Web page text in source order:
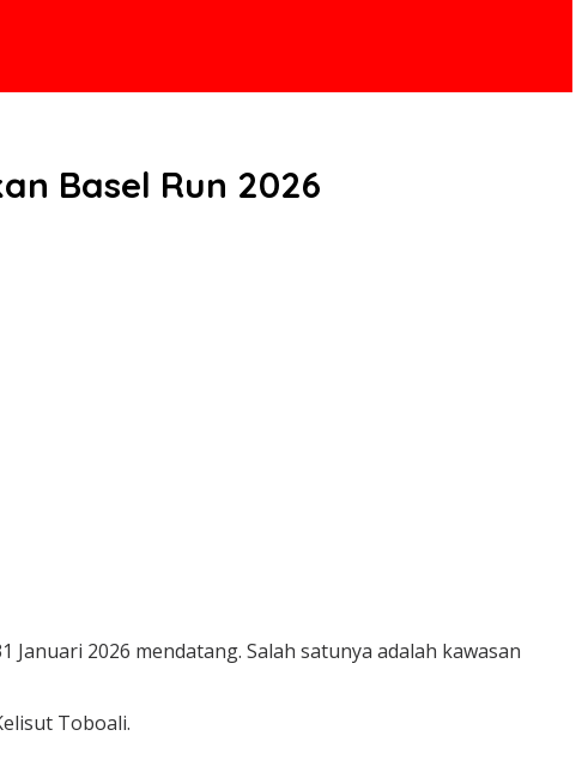
Basel Run 2026
2026 mendatang. Salah satunya adalah kawasan
Toboali.